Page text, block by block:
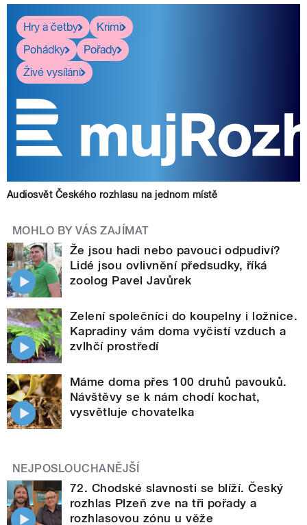
Hry a četby
Krimi
Pohádky
Pořady
Živé vysílání
Audiosvět Českého rozhlasu na jednom místě
MOHLO BY VÁS ZAJÍMAT
Že jsou hadi nebo pavouci odpudiví?
Lidé jsou ovlivnění předsudky, říká
zoolog Pavel Javůrek
Zelení společníci do koupelny i ložnice.
Kapradiny vám doma vyčistí vzduch a
zvlhčí prostředí
Máme doma přes 100 druhů pavouků.
Návštěvy se k nám chodí kochat,
vysvětluje chovatelka
NEJPOSLOUCHANĚJŠÍ
72. Chodské slavnosti se blíží. Český
rozhlas Plzeň zve na tři pořady a
rozhlasovou zónu u věže